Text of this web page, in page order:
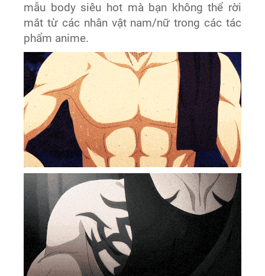
mẫu body siêu hot mà bạn không thể rời
mắt từ các nhân vật nam/nữ trong các tác
phẩm anime.